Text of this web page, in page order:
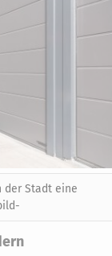
der Stadt eine